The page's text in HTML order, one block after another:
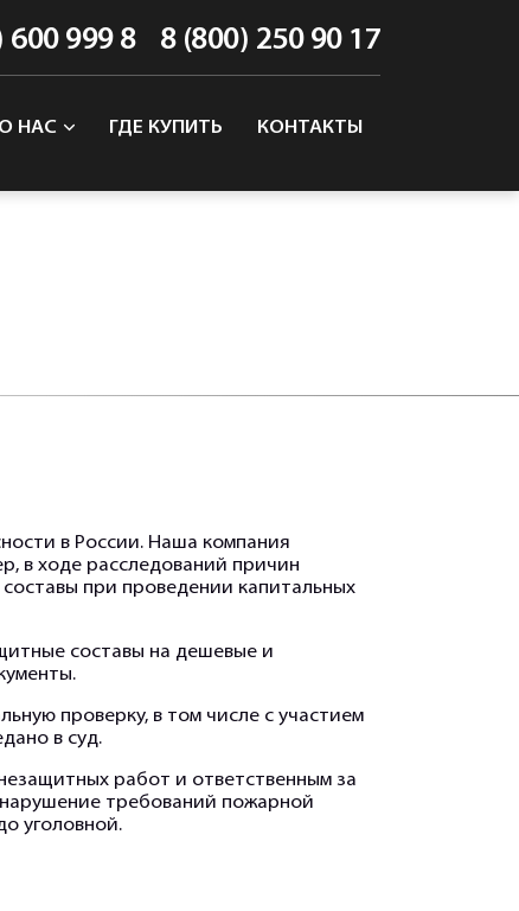
О НАС ГДЕ КУПИТЬ КОНТАКТЫ
600 999 8 8 (800) 250 90 17
в России. Наша компания
в ходе расследований причин
при проведении капитальных
составы на дешевые и
проверку, в том числе с участием
в суд.
работ и ответственным за
требований пожарной
уголовной.